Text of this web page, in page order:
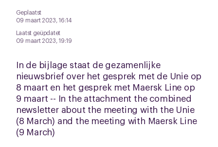
Geplaatst
09 maart 2023, 16:14
Laatst geüpdatet
09 maart 2023, 19:19
In de bijlage staat de gezamenlijke
nieuwsbrief over het gesprek met de Unie op
8 maart en het gesprek met Maersk Line op
9 maart -- In the attachment the combined
newsletter about the meeting with the Unie
(8 March) and the meeting with Maersk Line
(9 March)